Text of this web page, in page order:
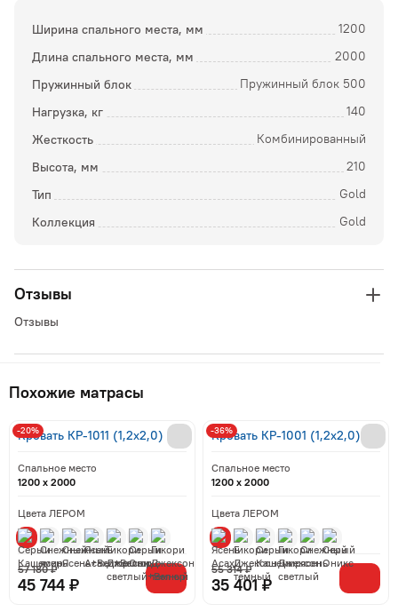
Ширина спального места, мм 1200
Длина спального места, мм 2000
Пружинный блок Пружинный блок 500
Нагрузка, кг 140
Жесткость Комбинированный
Высота, мм 210
Тип Gold
Коллекция Gold
Отзывы
Отзывы
Похожие матрасы
Кровать КР-1011 (1,2x2,0)
Спальное место
1200 x 2000
Цвета ЛЕРОМ
45 744 ₽
57 180 ₽
-20% Кровать КР-1001 (1,2x2,0)
Спальное место
1200 x 2000
Цвета ЛЕРОМ
35 401 ₽
55 314 ₽
-36%